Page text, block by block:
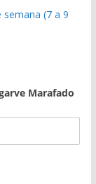
(7 a 9
Marafado